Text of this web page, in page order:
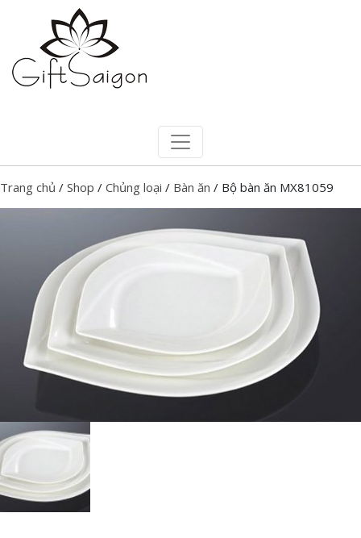
Trang chủ / Shop / Chủng loại / Bàn ăn / Bộ bàn ăn MX81059